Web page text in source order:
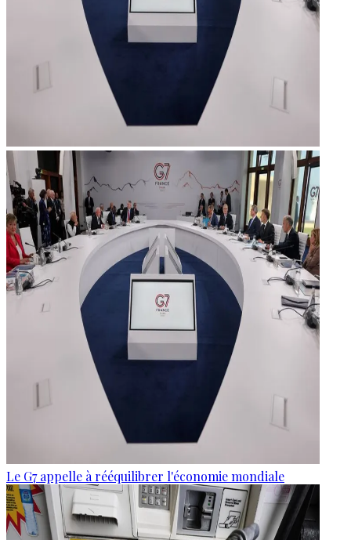
Le G7 appelle à rééquilibrer l'économie mondiale